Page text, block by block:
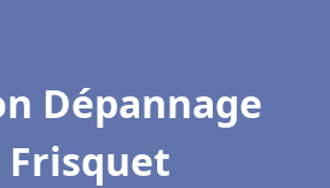
Dépannage